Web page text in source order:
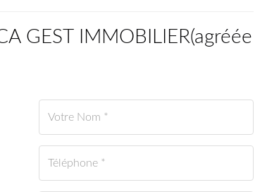
GEST IMMOBILIER(agréée